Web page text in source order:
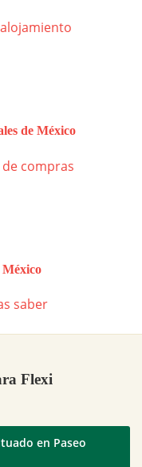
de México
compras
México
saber
Flexi
en Paseo